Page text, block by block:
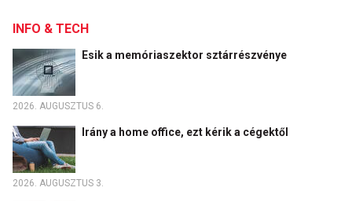
INFO & TECH
Esik a memóriaszektor sztárrészvénye
2026. AUGUSZTUS 6.
Irány a home office, ezt kérik a cégektől
2026. AUGUSZTUS 3.